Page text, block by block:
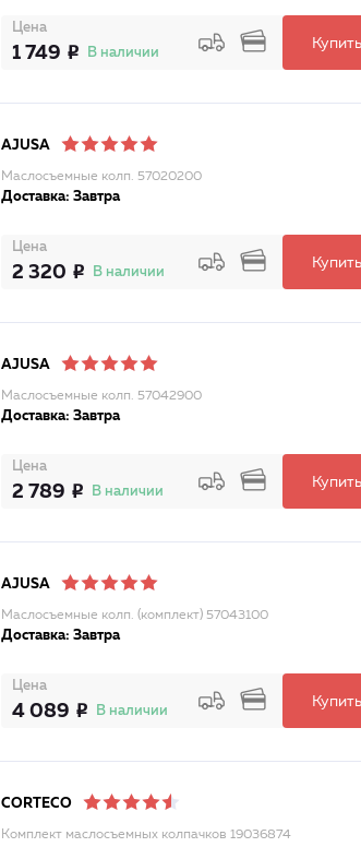
Цена
1 749 В наличии
Купить
AJUSA
Маслосъемные колп. 57020200
Доставка: Завтра
Цена
2 320 В наличии
Купить
AJUSA
Маслосъемные колп. 57042900
Доставка: Завтра
Цена
2 789 В наличии
Купить
AJUSA
Маслосъемные колп. (комплект) 57043100
Доставка: Завтра
Цена
4 089 В наличии
Купить
CORTECO
Комплект маслосъемных колпачков 19036874